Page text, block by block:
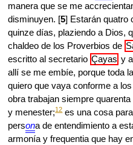
manera que se me
disminuyen. [5] Estarán quatro
quinze días, plaziendo a Dios,
chaldeo de los Proverbios de
escritto al secretario Çayas y a
allí se me embíe, porque toda
quiero que vaya conforme a
obra trabajan siempre
y menester;12es una cosa
persona de entendimiento a
armonía y frequentia que hay